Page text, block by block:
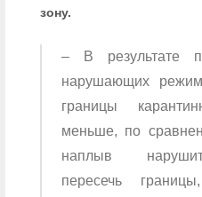
зону.
– В результате
нарушающих
границы
меньше, по
наплыв
пересечь